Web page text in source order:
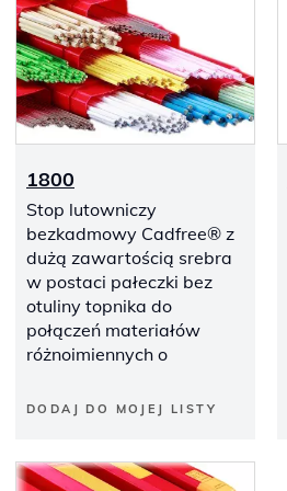
1800
Stop lutowniczy
bezkadmowy Cadfree® z
dużą zawartością srebra
w postaci pałeczki bez
otuliny topnika do
połączeń materiałów
różnoimiennych o
DODAJ DO MOJEJ LISTY